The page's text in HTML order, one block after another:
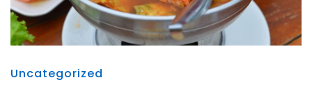
Uncategorized